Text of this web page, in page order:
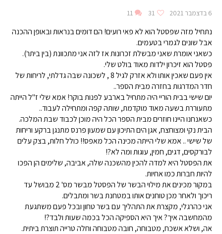
6 בדצמבר 2021 31
11
נתחיל מזה שפסטל הוא לא פאי רועים! הם דומים בנראות ובאופן ההכנה
אבל שונים לגמרי בטעמים.
כשאני אומרת שאני מבשלת זכרונות אז לזה אני מתכוונת (בין ביתר).
פסטל הוא זיכרון ילדות מאוד בולט שלי.
אין פעם שאכין אותו ולא אזרק לגיל 8 , לשכונה שבה גדלתי, לריחות של
חדר המדרגות בחזרה מבית הספר..
יום שישי בבית הוריי היה מתחיל בארבע לפנות בוקר! אמא שלי ז"ל הייתה
מתעוררת בשעה מאוד מוקדמת, שותה קפה ומתחילה לעבוד..
כשאנחנו היינו חוזרים מבית הספר הכל היה מוכן לכבוד שבת המלכה.
הבית נקי ומצוחצח, אגן הים התיכון עם שמעון פרנס מתנגן ברקע וריחות
של שישי .. אמא שלי הייתה מכינה הכל מאפס!! כולל חלות, בצק עלים
לבורקסים, דגים, חמין, עוגות ומה לא?!
את הפסטל היא למדה להכין מהשכנה שלה, אביבה, שלימים הן הפכו
להיות חברות כמו אחיות.
במקור מכינים את מילוי הבשר של הפסטל מבשר מס' 2 מבושל עד
ריכוך ולאחר מכן טוחנים אותו במטחנת בשר ומתבלים.
אני כהרגלי, מקצרת את התהליך עם בשר טחון ובכל פעם משתגעת
מהמחשבה איך? איך היא הספיקה הכל בכמה שעות ולבד?!
אה, ושלא אשכח, מטבוחה, חובה מטבוחה וחלה טרייה תוצרת ביתית.